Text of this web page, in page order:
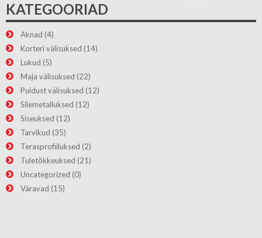
KATEGOORIAD
Aknad (4)
Korteri välisuksed (14)
Lukud (5)
Maja välisuksed (22)
Puidust välisuksed (12)
Silemetalluksed (12)
Siseuksed (12)
Tarvikud (35)
Terasprofiiluksed (2)
Tuletõkkeuksed (21)
Uncategorized (0)
Väravad (15)